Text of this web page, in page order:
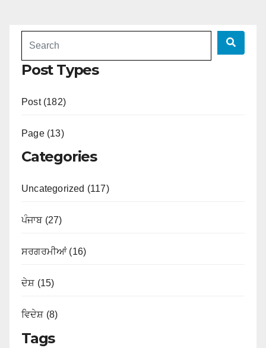
Post Types
Post (182)
Page (13)
Categories
Uncategorized (117)
ਪੰਜਾਬ (27)
ਸਰਗਰਮੀਆਂ (16)
ਦੇਸ਼ (15)
ਵਿਦੇਸ਼ (8)
Tags